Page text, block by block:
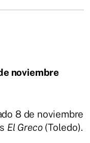
noviembre
8 de noviembre
El Greco(Toledo).